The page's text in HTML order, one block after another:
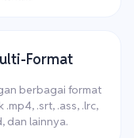
Format
berbagai format
.srt, .ass, .lrc,
dan lainnya.